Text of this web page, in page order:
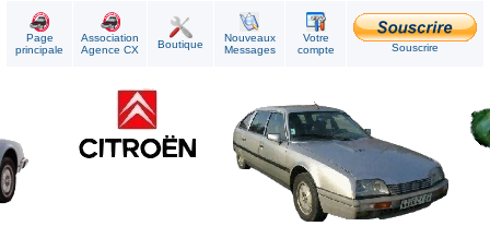
Page
principale
Association
Agence CX
Boutique
Nouveaux
Messages
Votre
compte
Souscrire